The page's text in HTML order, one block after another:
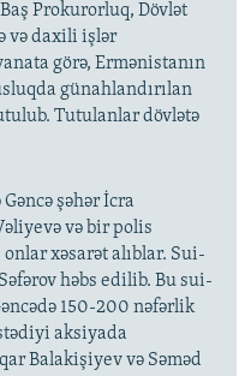
Prokurorluq, Dövlət
və daxili işlər
görə, Ermənistanın
günahlandırılan
Tutulanlar dövlətə
şəhər İcra
və bir polis
xəsarət alıblar. Sui-
həbs edilib. Bu sui-
150-200 nəfərlik
aksiyada
Balakişiyev və Səməd